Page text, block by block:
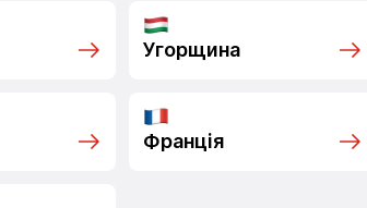
Угорщина
Франція